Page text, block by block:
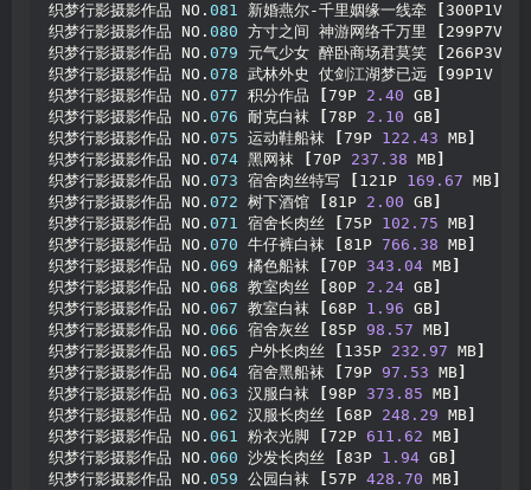
织梦行影摄影作品 NO. 081 新婚燕尔-千里姻缘一线牵 300P1V
织梦行影摄影作品 NO. 080 方寸之间 神游网络千万里 299P7V
织梦行影摄影作品 NO. 079 元气少女 醉卧商场君莫笑 266P3V
织梦行影摄影作品 NO. 078 武林外史 仗剑江湖梦已远 99P1V
织梦行影摄影作品 NO. 077 积分作品 79P 2.40 GB
织梦行影摄影作品 NO. 076 耐克白袜 78P 2.10 GB
织梦行影摄影作品 NO. 075 运动鞋船袜 79P 122.43 MB
织梦行影摄影作品 NO. 074 黑网袜 70P 237.38 MB
织梦行影摄影作品 NO. 073 宿舍肉丝特写 121P 169.67 MB
织梦行影摄影作品 NO. 072 树下酒馆 81P 2.00 GB
织梦行影摄影作品 NO. 071 宿舍长肉丝 75P 102.75 MB
织梦行影摄影作品 NO. 070 牛仔裤白袜 81P 766.38 MB
织梦行影摄影作品 NO. 069 橘色船袜 70P 343.04 MB
织梦行影摄影作品 NO. 068 教室肉丝 80P 2.24 GB
织梦行影摄影作品 NO. 067 教室白袜 68P 1.96 GB
织梦行影摄影作品 NO. 066 宿舍灰丝 85P 98.57 MB
织梦行影摄影作品 NO. 065 户外长肉丝 135P 232.97 MB
织梦行影摄影作品 NO. 064 宿舍黑船袜 79P 97.53 MB
织梦行影摄影作品 NO. 063 汉服白袜 98P 373.85 MB
织梦行影摄影作品 NO. 062 汉服长肉丝 68P 248.29 MB
织梦行影摄影作品 NO. 061 粉衣光脚 72P 611.62 MB
织梦行影摄影作品 NO. 060 沙发长肉丝 83P 1.94 GB
织梦行影摄影作品 NO. 059 公园白袜 57P 428.70 MB